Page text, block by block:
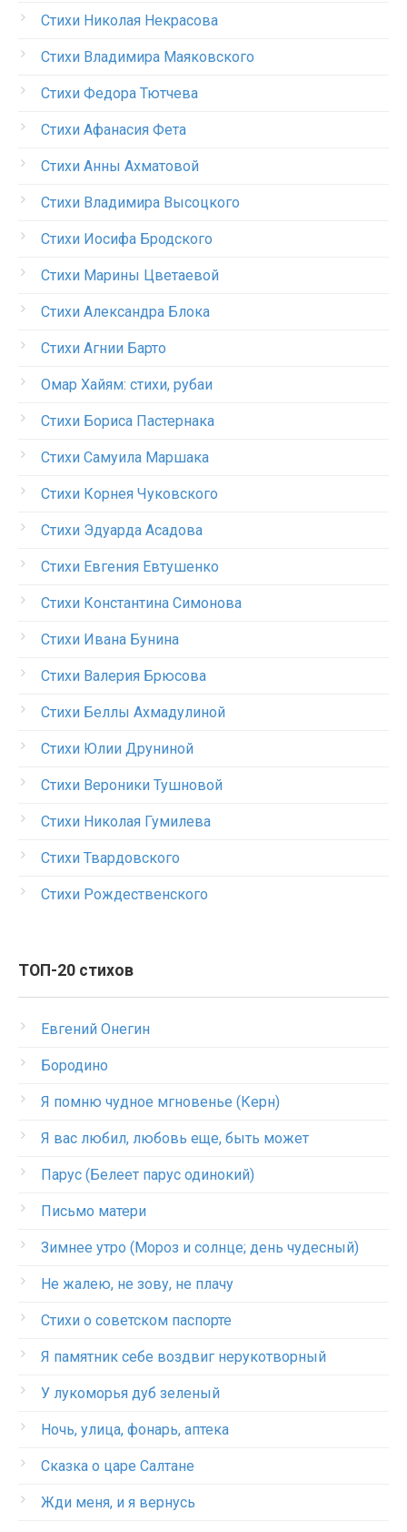
Стихи Николая Некрасова
Стихи Владимира Маяковского
Стихи Федора Тютчева
Стихи Афанасия Фета
Стихи Анны Ахматовой
Стихи Владимира Высоцкого
Стихи Иосифа Бродского
Стихи Марины Цветаевой
Стихи Александра Блока
Стихи Агнии Барто
Омар Хайям: стихи, рубаи
Стихи Бориса Пастернака
Стихи Самуила Маршака
Стихи Корнея Чуковского
Стихи Эдуарда Асадова
Стихи Евгения Евтушенко
Стихи Константина Симонова
Стихи Ивана Бунина
Стихи Валерия Брюсова
Стихи Беллы Ахмадулиной
Стихи Юлии Друниной
Стихи Вероники Тушновой
Стихи Николая Гумилева
Стихи Твардовского
Стихи Рождественского
ТОП-20 стихов
Евгений Онегин
Бородино
Я помню чудное мгновенье (Керн)
Я вас любил, любовь еще, быть может
Парус (Белеет парус одинокий)
Письмо матери
Зимнее утро (Мороз и солнце; день чудесный)
Не жалею, не зову, не плачу
Стихи о советском паспорте
Я памятник себе воздвиг нерукотворный
У лукоморья дуб зеленый
Ночь, улица, фонарь, аптека
Сказка о царе Салтане
Жди меня, и я вернусь